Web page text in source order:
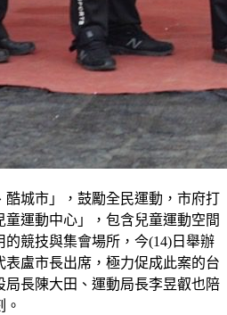
城市」，鼓勵全民運動，市府打
運動中心」，包含兒童運動空間
競技與集會場所，今(14)日舉辦
表盧市長出席，極力促成此案的台
局長陳大田、運動局長李昱叡也陪